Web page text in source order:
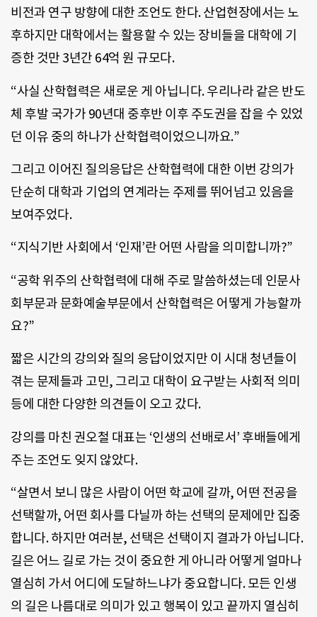
비전과 연구 방향에 대한 조언도 한다. 산업현장에서는 노
후하지만 대학에서는 활용할 수 있는 장비들을 대학에 기
증한 것만 3년간 64억 원 규모다.
“사실 산학협력은 새로운 게 아닙니다. 우리나라 같은 반도
체 후발 국가가 90년대 중후반 이후 주도권을 잡을 수 있었
던 이유 중의 하나가 산학협력이었으니까요.”
그리고 이어진 질의응답은 산학협력에 대한 이번 강의가
단순히 대학과 기업의 연계라는 주제를 뛰어넘고 있음을
보여주었다.
“지식기반 사회에서 ‘인재’란 어떤 사람을 의미합니까?”
“공학 위주의 산학협력에 대해 주로 말씀하셨는데 인문사
회부문과 문화예술부문에서 산학협력은 어떻게 가능할까
요?”
짧은 시간의 강의와 질의 응답이었지만 이 시대 청년들이
겪는 문제들과 고민, 그리고 대학이 요구받는 사회적 의미
등에 대한 다양한 의견들이 오고 갔다.
강의를 마친 권오철 대표는 ‘인생의 선배로서’ 후배들에게
주는 조언도 잊지 않았다.
“살면서 보니 많은 사람이 어떤 학교에 갈까, 어떤 전공을
선택할까, 어떤 회사를 다닐까 하는 선택의 문제에만 집중
합니다. 하지만 여러분, 선택은 선택이지 결과가 아닙니다.
길은 어느 길로 가는 것이 중요한 게 아니라 어떻게 얼마나
열심히 가서 어디에 도달하느냐가 중요합니다. 모든 인생
의 길은 나름대로 의미가 있고 행복이 있고 끝까지 열심히